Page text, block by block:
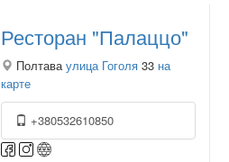
Ресторан "Палаццо"
Полтаваулица Гоголя 33 на
карте
+380532610850